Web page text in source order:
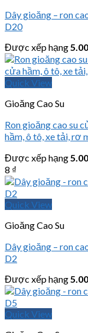
Dây gioăng – ron
D20
Được xếp hạng5.00
Quick View
Gioăng Cao Su
Ron gioăng cao su
hầm, ô tô, xe tải, rơ
Được xếp hạng5.00
8 ₫
Quick View
Gioăng Cao Su
Dây gioăng – ron
D2
Được xếp hạng5.00
Quick View